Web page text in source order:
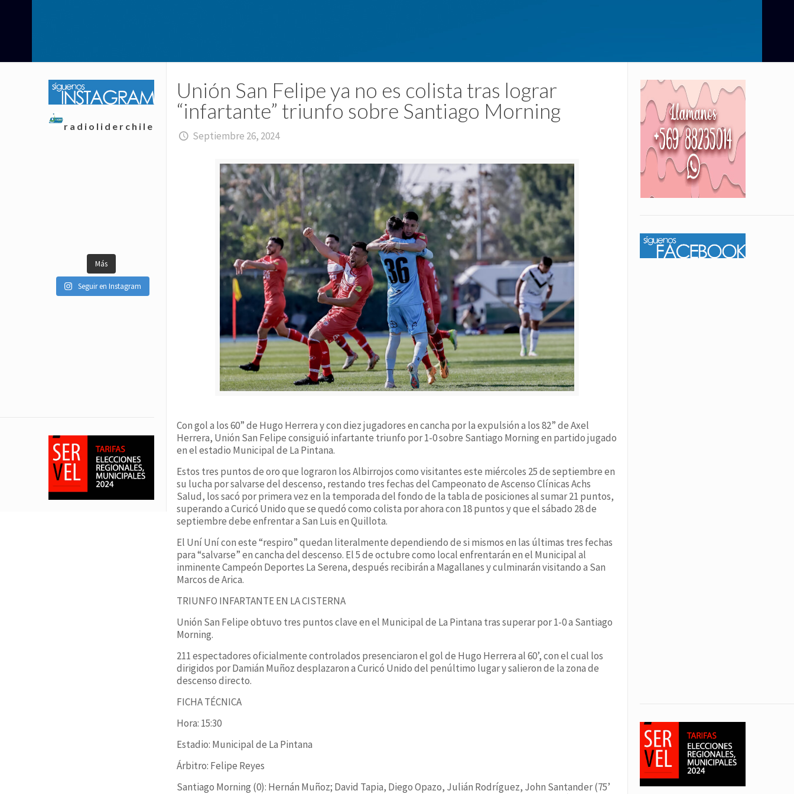
Unión San Felipe ya no es colista tras lograr
“infartante” triunfo sobre Santiago Morning
Septiembre 26, 2024
Con gol a los 60” de Hugo Herrera y con diez jugadores en cancha por la expulsión a los 82” de Axel
Herrera, Unión San Felipe consiguió infartante triunfo por 1-0 sobre Santiago Morning en partido jugado
en el estadio Municipal de La Pintana.
Estos tres puntos de oro que lograron los Albirrojos como visitantes este miércoles 25 de septiembre en
su lucha por salvarse del descenso, restando tres fechas del Campeonato de Ascenso Clínicas Achs
Salud, los sacó por primera vez en la temporada del fondo de la tabla de posiciones al sumar 21 puntos,
superando a Curicó Unido que se quedó como colista por ahora con 18 puntos y que el sábado 28 de
septiembre debe enfrentar a San Luis en Quillota.
El Uní Uní con este “respiro” quedan literalmente dependiendo de si mismos en las últimas tres fechas
para “salvarse” en cancha del descenso. El 5 de octubre como local enfrentarán en el Municipal al
inminente Campeón Deportes La Serena, después recibirán a Magallanes y culminarán visitando a San
Marcos de Arica.
TRIUNFO INFARTANTE EN LA CISTERNA
Unión San Felipe obtuvo tres puntos clave en el Municipal de La Pintana tras superar por 1-0 a Santiago
Morning.
211 espectadores oficialmente controlados presenciaron el gol de Hugo Herrera al 60’, con el cual los
dirigidos por Damián Muñoz desplazaron a Curicó Unido del penúltimo lugar y salieron de la zona de
descenso directo.
FICHA TÉCNICA
Hora: 15:30
Estadio: Municipal de La Pintana
Árbitro: Felipe Reyes
Santiago Morning (0): Hernán Muñoz; David Tapia, Diego Opazo, Julián Rodríguez, John Santander (75’
radioliderchile
Más
Seguir en Instagram